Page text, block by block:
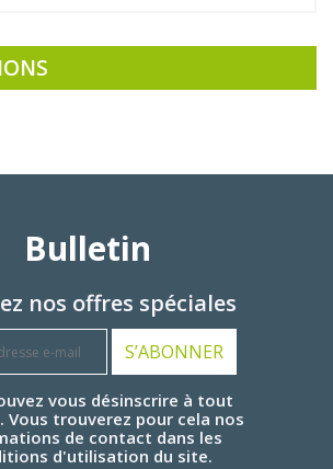
Bulletin
nos offres spéciales
S’ABONNER
vous désinscrire à tout
Vous trouverez pour cela nos
de contact dans les
d'utilisation du site.